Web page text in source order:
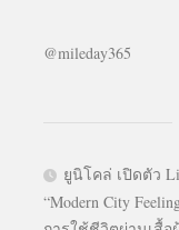
@mileday365
ยูนิโคล่ เปิดตัว
“Modern City